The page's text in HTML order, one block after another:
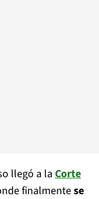
llegó a la Corte
finalmentese